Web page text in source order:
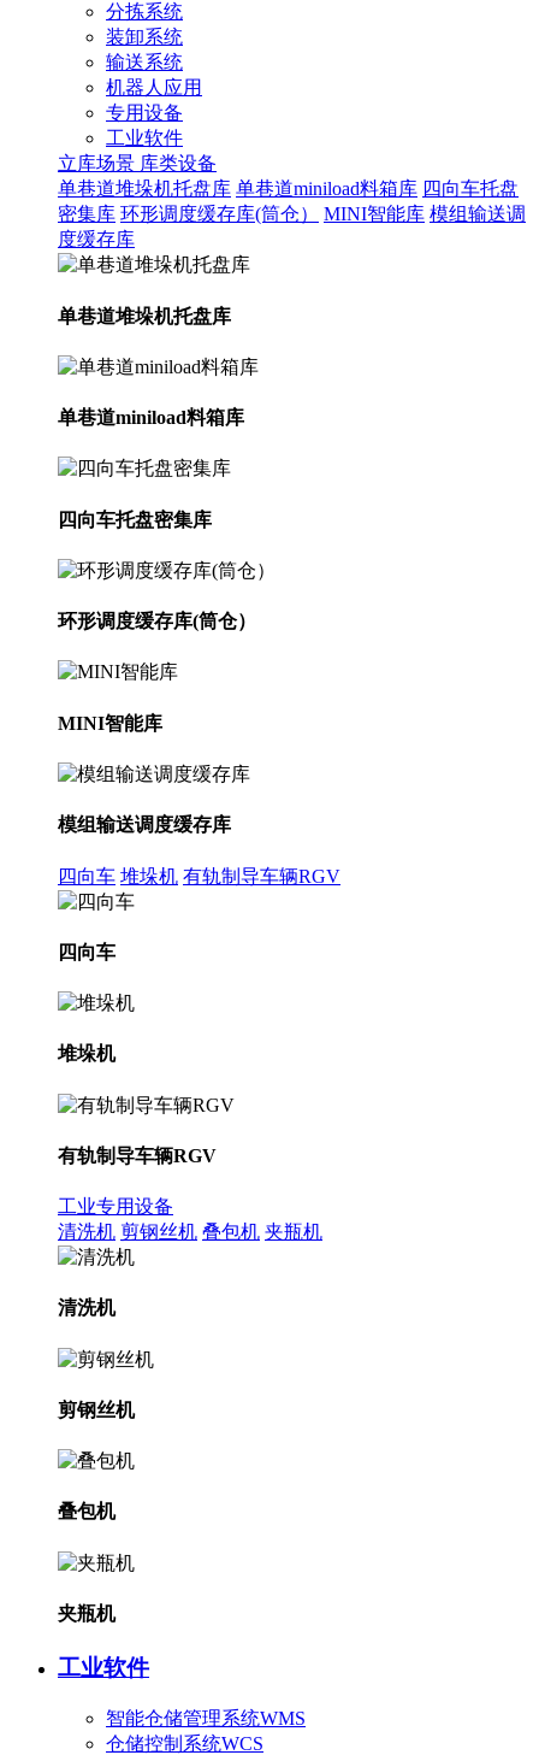
分拣系统
装卸系统
输送系统
机器人应用
专用设备
工业软件
立库场景 库类设备
单巷道堆垛机托盘库 单巷道miniload料箱库 四向车托盘
密集库 环形调度缓存库(筒仓） MINI智能库 模组输送调
度缓存库
单巷道堆垛机托盘库
单巷道miniload料箱库
四向车托盘密集库
环形调度缓存库(筒仓）
MINI智能库
模组输送调度缓存库
四向车 堆垛机 有轨制导车辆RGV
四向车
堆垛机
有轨制导车辆RGV
工业专用设备
清洗机 剪钢丝机 叠包机 夹瓶机
清洗机
剪钢丝机
叠包机
夹瓶机
工业软件
智能仓储管理系统WMS
仓储控制系统WCS